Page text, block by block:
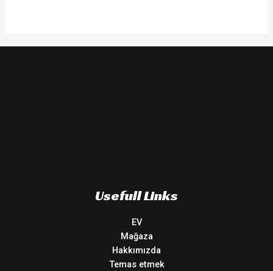
Usefull Links
EV
Mağaza
Hakkımızda
Temas etmek